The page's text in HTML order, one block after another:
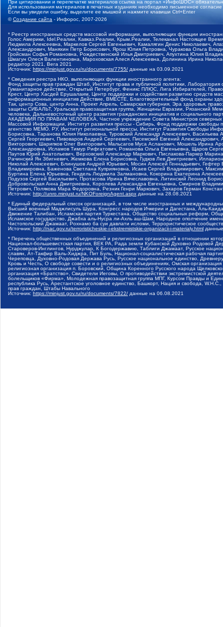
При цитировании и перепечатке материалов ссылка на портал «ИнфоШОС»
Для использования материалов в печатных изданиях необходимо письменное
Если вы увидели ошибку, выделите ее мышкой и нажмите клавиши Ctrl+Enter
©Создание сайта - Инфорос, 2007-2026
* Реестр иностранных средств массовой информации, выполняющих функции
Голос Америки, Idel.Реалии, Кавказ.Реалии, Крым.Реалии, Телеканал Настоящее
Людмила Алексеевна, Маркелов Сергей Евгеньевич, Камалягин Денис Николаевич,
Александрович, Маняхин Петр Борисович, Ярош Юлия Петровна, Чуракова Ольга
Гройсман Софья Романовна, Рождественский Илья Дмитриевич, Апухтина Юлия
Шмагун Олеся Валентиновна, Мароховская Алеся Алексеевна, Долинина Ирина
редактор 2021, Вега 2021
Источник: https://minjust.gov.ru/ru/documents/7755/ данные на 03.09.2021
* Сведения реестра НКО, выполняющих функции иностранного агента:
Фонд защиты прав граждан Штаб, Институт права и публичной политики,
Гуманитарное действие, Открытый Петербург, Феникс ПЛЮС, Лига Избирателей,
Крест, Центр Хасдей Ерушалаим, Центр поддержки и содействия развитию средств
информационных инициатив Действие, ВМЕСТЕ, Благотворительный фонд охраны
Так, центр Сова, центр Анна, Проект Апрель, Самарская губерния, Эра здоровья,
защиты СИБАЛЬТ, Уральская правозащитная группа, Женщины Евразии, Рязанский
человека, Дальневосточный центр развития гражданских инициатив и социального
АКАДЕМИЯ ПО ПРАВАМ ЧЕЛОВЕКА, Частное учреждение Совета Министров северных
Массовой Информации, Институт развития прессы - Сибирь, Фонд поддержки
агентство МЕМО. РУ, Институт региональной прессы, Институт Развития Свободы
Борисовна, Таранова Юлия Николаевна, Туровский Александр Алексеевич,
Сергей Георгиевич, Пивоваров Андрей Сергеевич, Писемский Евгений
Викторович, Шарипков Олег Викторович, Мальсагов Муса Асланович, Мошель Ирина
Александровна, Исламов Тимур Рифгатович, Романова Ольга Евгеньевна, Щаров
Паутов Юрий Анатольевич, Верховский Александр Маркович, Пислакова-Паркер
Рачинский Ян Збигневич, Жемкова Елена Борисовна, Гудков Лев Дмитриевич,
Николай Алексеевич, Блинушов Андрей Юрьевич, Мосин Алексей Геннадьевич,
Владимировна, Баженова Светлана Куприяновна, Исаев Сергей Владимирович,
Буртина Елена Юрьевна, Гендель Людмила Залмановна, Кокорина Екатерина
Подузов Сергей Васильевич, Протасова Ирина Вячеславовна, Литинский Леонид
Добровольская Анна Дмитриевна, Королева Александра Евгеньевна, Смирнов
Петрович, Полякова Мара Федоровна, Резник Генри Маркович, Захаров Герман
Источник: http://unro.minjust.ru/NKOForeignAgent.aspx данные на 28.08.2021
* Единый федеральный список организаций, в том числе иностранных и
Высший военный Маджлисуль Шура, Конгресс народов Ичкерии и Дагестана, Аль-
Движение Талибан, Исламская партия Туркестана, Общество социальных реформ,
Исламское государство, Джабха аль-Нусра ли-Ахль аш-Шам, Народное ополчение
Чистопольский Джамаат, Рохнамо ба суи давлати исломи, Террористическое
Источник: http://nac.gov.ru/terroristicheskie-i-ekstremistskie-organizacii-i-materialy.html
* Перечень общественных объединений и религиозных организаций в отношении
Национал-большевистская партия, ВЕК РА, Рада земли Кубанской Духовно Родовой
Староверов-Инглингов, Нурджулар, К Богодержавию, Таблиги Джамаат, Русское
славян, Ат-Такфир Валь-Хиджра, Пит Буль, Национал-социалистическая рабочая
Череповца, Духовно-Родовая Держава Русь, Русское национальное единство,
Кровь и Честь, О свободе совести и о религиозных объединениях, Омская
религиозная организация п. Боровский, Община Коренного Русского народа
организация «Братство», Свидетели Иеговы, О противодействии экстремистской
болельщиков «Фирма», Молодежная правозащитная группа МПГ, Курсом Правды и
республика Русь, Арестантское уголовное единство, Башкорт, Нация и свобода,
прав граждан, Штабы Навального
Источник: https://minjust.gov.ru/ru/documents/7822/ данные на 06.08.2021